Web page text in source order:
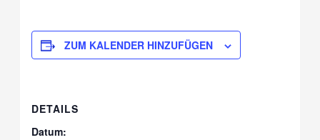
ZUM KALENDER HINZUFÜGEN
DETAILS
Datum: